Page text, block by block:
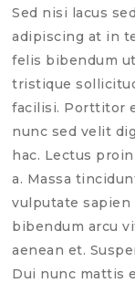
Sed nisi lacus
adipiscing at in
felis bibendum
tristique
facilisi. Porttitor
nunc sed velit
hac. Lectus
a. Massa
vulputate sapien
bibendum arcu
aenean et.
Dui nunc mattis